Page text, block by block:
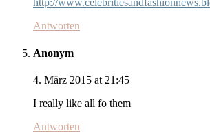
http://
Antworten
Anonym
4. März 2015 at 21:45
I really like all fo them
Antworten